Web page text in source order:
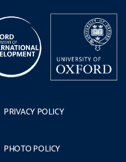
PRIVACY POLICY
PHOTO POLICY